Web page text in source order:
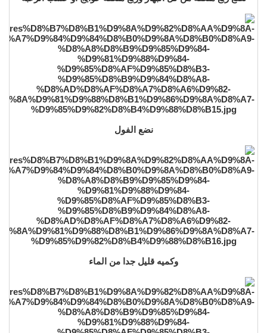
نضع الفول
وكميه قليل جدا من الماء